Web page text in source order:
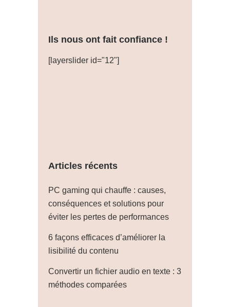
Ils nous ont fait confiance !
[layerslider id="12"]
Articles récents
PC gaming qui chauffe : causes,
conséquences et solutions pour
éviter les pertes de performances
6 façons efficaces d’améliorer la
lisibilité du contenu
Convertir un fichier audio en texte : 3
méthodes comparées